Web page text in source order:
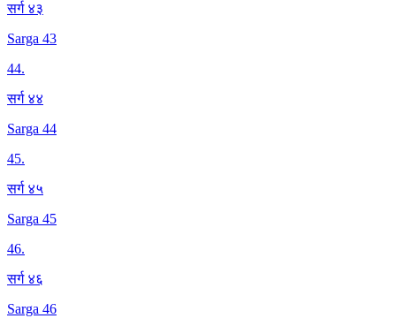
सर्ग ४३
Sarga 43
44.
सर्ग ४४
Sarga 44
45.
सर्ग ४५
Sarga 45
46.
सर्ग ४६
Sarga 46